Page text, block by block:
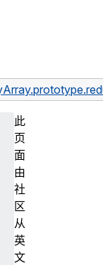
此
页
面
由
社
区
从
英
文